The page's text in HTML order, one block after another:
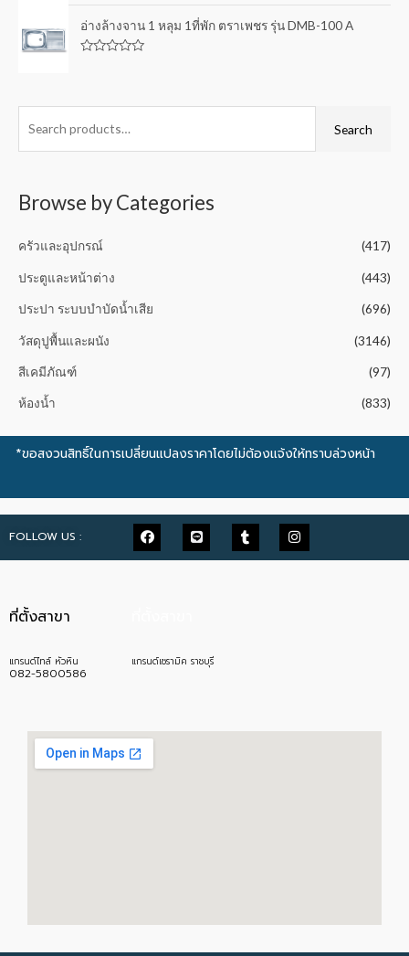
t
o
f
t
e
d
o
5
อ่างล้างจาน 1 หลุม 1ที่พัก ตราเพชร รุ่น DMB-100 A
d
o
Search
Browse by Categories
ครัวและอุปกรณ์ (417)
ประตูและหน้าต่าง (443)
ประปา ระบบบำบัดน้ำเสีย (696)
วัสดุปูพื้นและผนัง (3146)
สีเคมีภัณฑ์ (97)
ห้องน้ำ (833)
*ขอสงวนสิทธิ์ในการเปลี่ยนแปลงราคาโดยไม่ต้องแจ้งให้ทราบล่วงหน้า
FOLLOW US :
ที่ตั้งสาขา
แกรนด์ไทล์ หัวหิน
082-5800586
แกรนด์เซรามิค ราชบุรี